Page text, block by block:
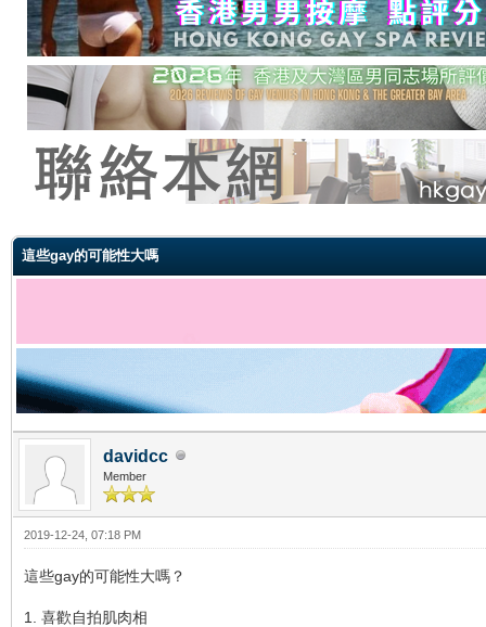
這些gay的可能性大嗎
davidcc
Member
2019-12-24, 07:18 PM
這些gay的可能性大嗎？
1. 喜歡自拍肌肉相